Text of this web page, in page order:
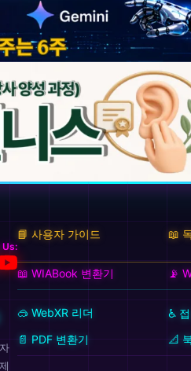
Us:
📘 사용자 가이드 📖
📖 WIABook 변환기 📡
🥽 WebXR 리더 ♿
📄 PDF 변환기
📐